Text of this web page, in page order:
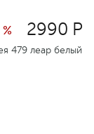
2990 Р
479 леар белый